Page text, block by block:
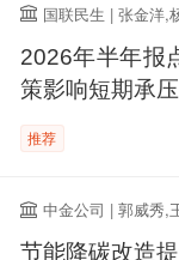
国联民生 | 张金洋,
2026年半年报
策影响短期承压
推荐
中金公司 | 郭威秀,
节能降碳改造